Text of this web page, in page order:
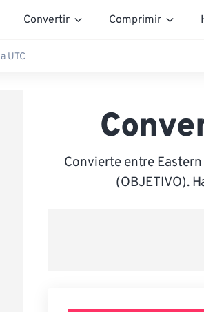
Convertir Comprimir
UTC
Convierte entre
(OBJETIVO).